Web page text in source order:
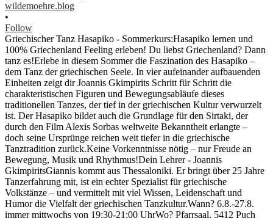
wildemoehre.blog
•
Follow
Griechischer Tanz Hasapiko - Sommerkurs:Hasapiko lernen und
100% Griechenland Feeling erleben! Du liebst Griechenland? Dann
tanz es!Erlebe in diesem Sommer die Faszination des Hasapiko –
dem Tanz der griechischen Seele. In vier aufeinander aufbauenden
Einheiten zeigt dir Joannis Gkimpirits Schritt für Schritt die
charakteristischen Figuren und Bewegungsabläufe dieses
traditionellen Tanzes, der tief in der griechischen Kultur verwurzelt
ist. Der Hasapiko bildet auch die Grundlage für den Sirtaki, der
durch den Film Alexis Sorbas weltweite Bekanntheit erlangte –
doch seine Ursprünge reichen weit tiefer in die griechische
Tanztradition zurück.Keine Vorkenntnisse nötig – nur Freude an
Bewegung, Musik und Rhythmus!Dein Lehrer - Joannis
GkimpiritsGiannis kommt aus Thessaloniki. Er bringt über 25 Jahre
Tanzerfahrung mit, ist ein echter Spezialist für griechische
Volkstänze – und vermittelt mit viel Wissen, Leidenschaft und
Humor die Vielfalt der griechischen Tanzkultur.Wann? 6.8.-27.8.
immer mittwochs von 19:30-21:00 UhrWo? Pfarrsaal, 5412 Puch